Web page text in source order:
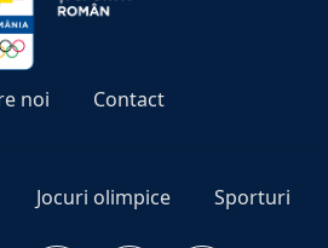
noi Contact
Jocuri olimpice Sporturi